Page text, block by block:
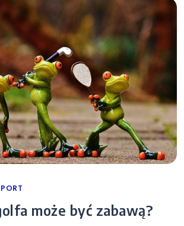
może być zabawą?